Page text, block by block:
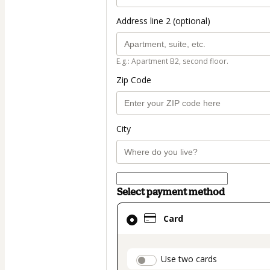
Address line 2 (optional)
E.g.: Apartment B2, second floor.
Zip Code
City
Select payment method
Card
Use two cards
Card
selected
method